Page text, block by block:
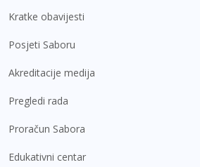
Kratke obavijesti
Posjeti Saboru
Akreditacije medija
Pregledi rada
Proračun Sabora
Edukativni centar